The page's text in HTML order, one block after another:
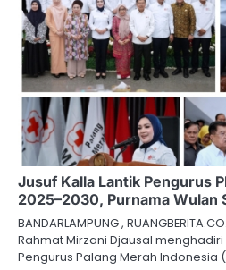
Jusuf Kalla Lantik Pengurus
2025–2030, Purnama Wulan
BANDARLAMPUNG ,
Rahmat Mirzani Djausal
Pengurus Palang Merah Indonesia